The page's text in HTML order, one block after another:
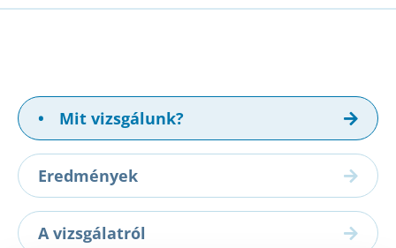
• Mit vizsgálunk?
Eredmények
A vizsgálatról